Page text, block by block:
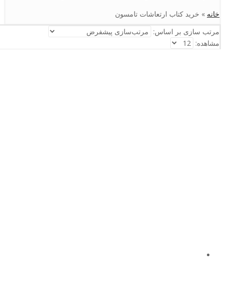
خانه » خرید کتاب ارتعاشات تامسون
مرتب سازی بر اساس:
مشاهده: